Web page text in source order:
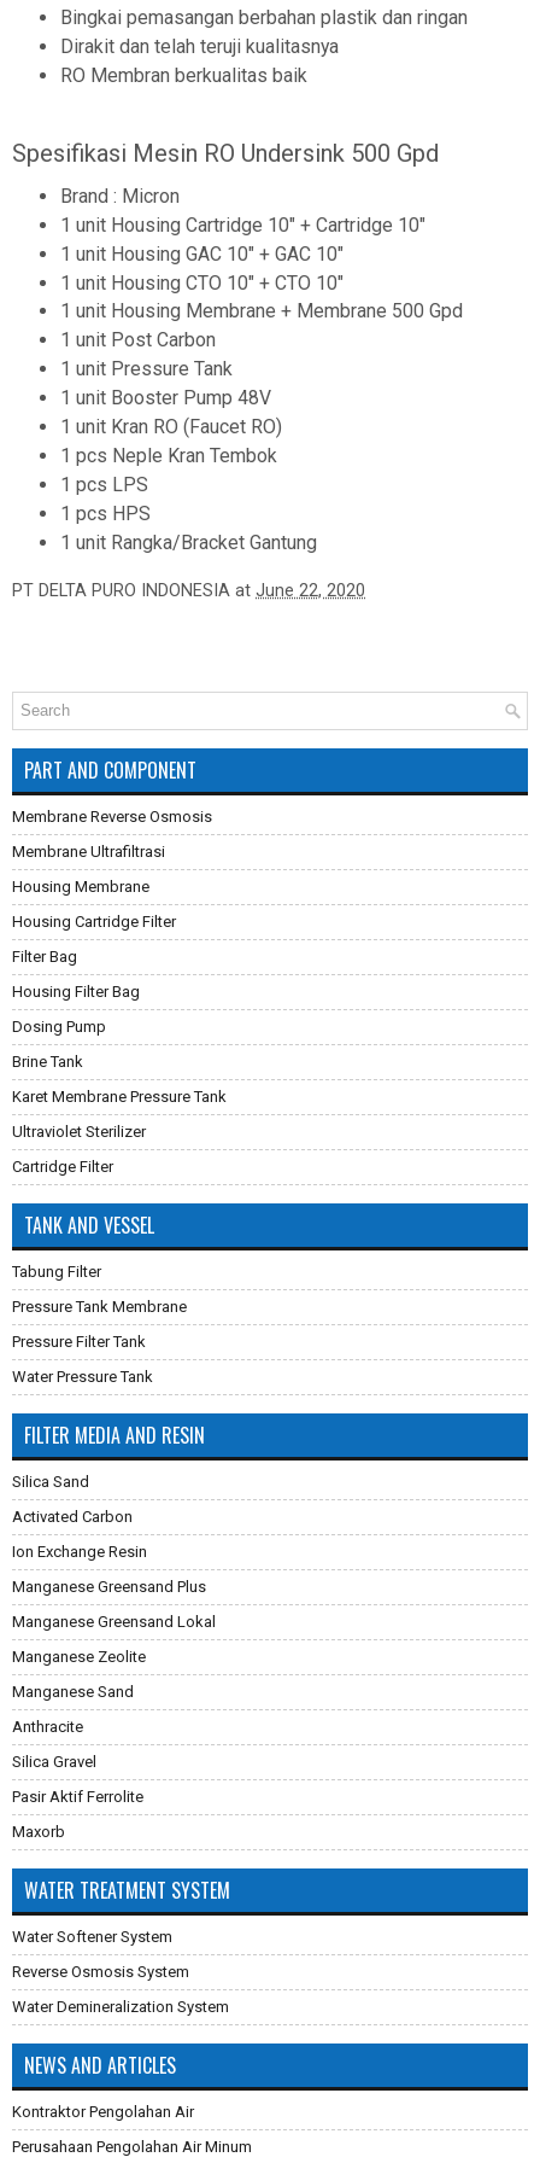
Bingkai pemasangan berbahan plastik dan ringan
Dirakit dan telah teruji kualitasnya
RO Membran berkualitas baik
Spesifikasi Mesin RO Undersink 500 Gpd
Brand : Micron
1 unit Housing Cartridge 10" + Cartridge 10"
1 unit Housing GAC 10" + GAC 10"
1 unit Housing CTO 10" + CTO 10"
1 unit Housing Membrane + Membrane 500 Gpd
1 unit Post Carbon
1 unit Pressure Tank
1 unit Booster Pump 48V
1 unit Kran RO (Faucet RO)
1 pcs Neple Kran Tembok
1 pcs LPS
1 pcs HPS
1 unit Rangka/Bracket Gantung
PT DELTA PURO INDONESIA at June 22, 2020
PART AND COMPONENT
Membrane Reverse Osmosis
Membrane Ultrafiltrasi
Housing Membrane
Housing Cartridge Filter
Filter Bag
Housing Filter Bag
Dosing Pump
Brine Tank
Karet Membrane Pressure Tank
Ultraviolet Sterilizer
Cartridge Filter
TANK AND VESSEL
Tabung Filter
Pressure Tank Membrane
Pressure Filter Tank
Water Pressure Tank
FILTER MEDIA AND RESIN
Silica Sand
Activated Carbon
Ion Exchange Resin
Manganese Greensand Plus
Manganese Greensand Lokal
Manganese Zeolite
Manganese Sand
Anthracite
Silica Gravel
Pasir Aktif Ferrolite
Maxorb
WATER TREATMENT SYSTEM
Water Softener System
Reverse Osmosis System
Water Demineralization System
NEWS AND ARTICLES
Kontraktor Pengolahan Air
Perusahaan Pengolahan Air Minum